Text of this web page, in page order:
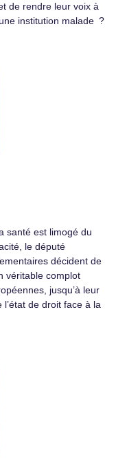
de rendre leur voix à
institution malade ?
santé est limogé du
le député
décident de
véritable complot
jusqu’à leur
de droit face à la